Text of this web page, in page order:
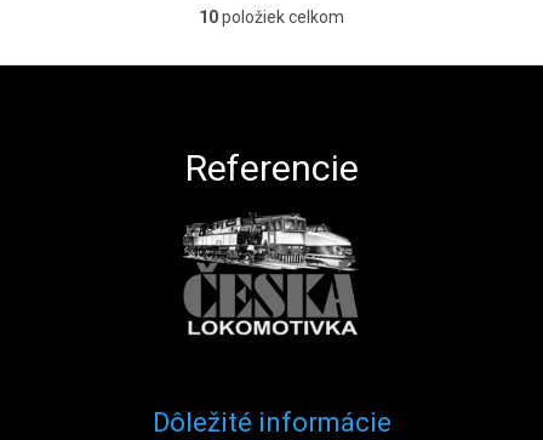
Ovládacie prvky výpisu
10položiek celkom
Referencie
Dôležité informácie